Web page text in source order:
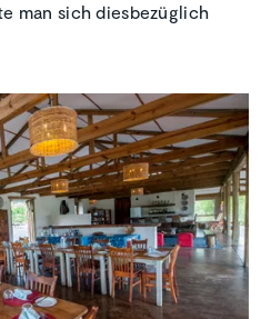
man sich diesbezüglich